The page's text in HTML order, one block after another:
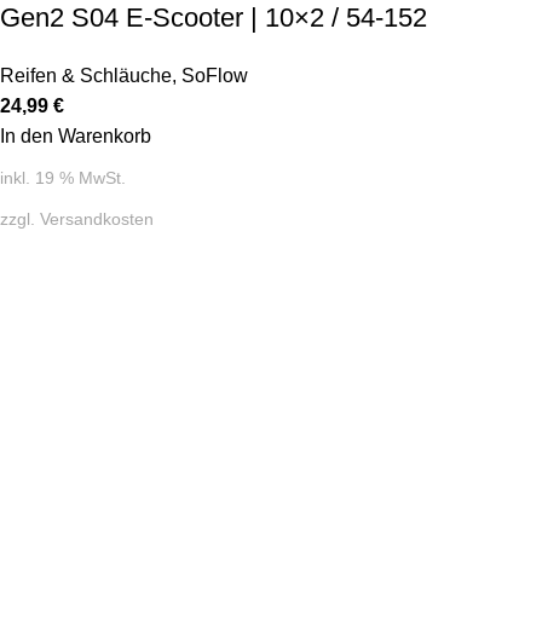
Gen2 S04 E-Scooter | 10×2 / 54-152
Reifen & Schläuche, SoFlow
24,99 €
In den Warenkorb
inkl. 19 % MwSt.
zzgl. Versandkosten